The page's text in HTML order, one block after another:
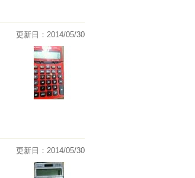
更新日：2014/05/30
更新日：2014/05/30